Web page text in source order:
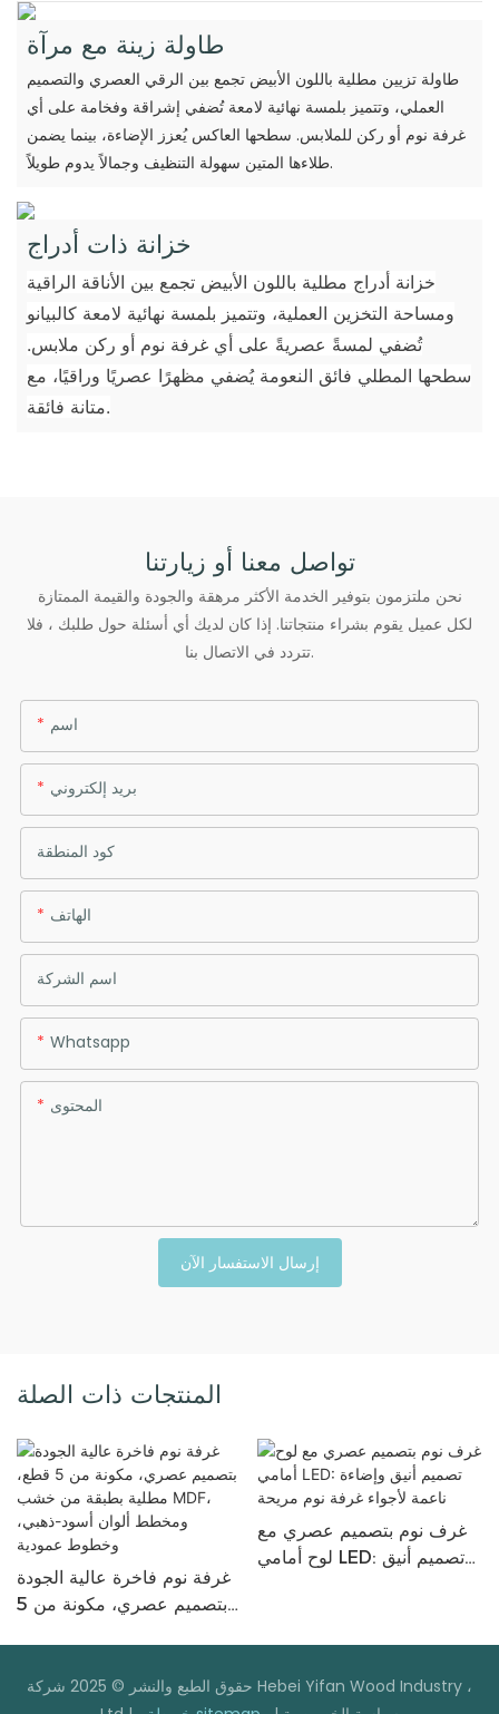
طاولة زينة مع مرآة
طاولة تزيين مطلية باللون الأبيض تجمع بين الرقي العصري والتصميم
العملي، وتتميز بلمسة نهائية لامعة تُضفي إشراقة وفخامة على أي
غرفة نوم أو ركن للملابس. سطحها العاكس يُعزز الإضاءة، بينما يضمن
طلاءها المتين سهولة التنظيف وجمالاً يدوم طويلاً.
خزانة ذات أدراج
خزانة أدراج مطلية باللون الأبيض تجمع بين الأناقة الراقية
ومساحة التخزين العملية، وتتميز بلمسة نهائية لامعة كالبيانو
تُضفي لمسةً عصريةً على أي غرفة نوم أو ركن ملابس.
سطحها المطلي فائق النعومة يُضفي مظهرًا عصريًا وراقيًا، مع
متانة فائقة.
تواصل معنا أو زيارتنا
نحن ملتزمون بتوفير الخدمة الأكثر مرهقة والجودة والقيمة الممتازة
لكل عميل يقوم بشراء منتجاتنا. إذا كان لديك أي أسئلة حول طلبك ، فلا
تتردد في الاتصال بنا.
اسم
بريد إلكتروني
كود المنطقة
الهاتف
اسم الشركة
Whatsapp
المحتوى
إرسال الاستفسار الآن
المنتجات ذات الصلة
غرفة نوم فاخرة عالية الجودة
بتصميم عصري، مكونة من 5
ذهبي، وخطوط عمودية
غرف نوم بتصميم عصري مع
لوح أمامي LED: تصميم أنيق
حقوق الطبع والنشر © 2025 شركة Hebei Yifan Wood Industry ،